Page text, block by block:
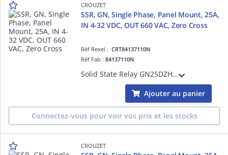
CROUZET
SSR, GN, Single Phase, Panel Mount, 25A,
IN 4-32 VDC, OUT 660 VAC, Zero Cross
Réf Rexel :CRT84137110N
Réf Fab :84137110N
Solid State Relay GN25DZH, GN Series, Single Phase, Panel Mount, 25A, Input Voltage 4-32 VDC, Output Voltage 660 VAC, Zero Cross, Input & Output Protection IP20
Ajouter au panier
Connectez-vous pour voir vos prix et les stocks
CROUZET